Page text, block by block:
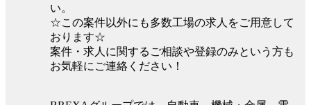
い。
☆この案件以外にも多数工場の求人をご用意して
おります☆
案件・求人に関するご相談や登録のみという方も
お気軽にご連絡ください！